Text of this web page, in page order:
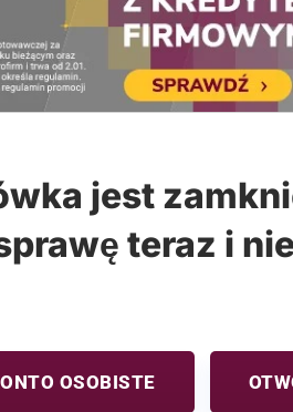
jest
teraz i
OSOBISTE